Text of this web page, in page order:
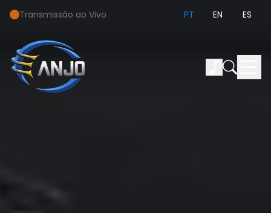
Transmissão ao Vivo PT EN ES